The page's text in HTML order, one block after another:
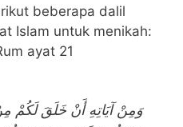
beberapa dalil
Islam untuk menikah:
ayat 21
وَمِنْ آيَاتِهِ أَنْ خَلَقَ لَكُمْ